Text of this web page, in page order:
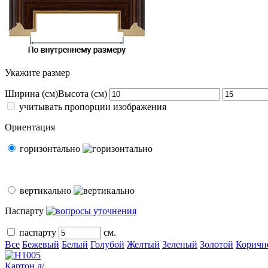
Укажите размер
Ширина (см)Высота (см)
учитывать пропорции изображения
Ориентация
горизонтально
вертикально
Паспарту
паспарту
см.
Все Бежевый Белый Голубой Желтый Зеленый Золотой